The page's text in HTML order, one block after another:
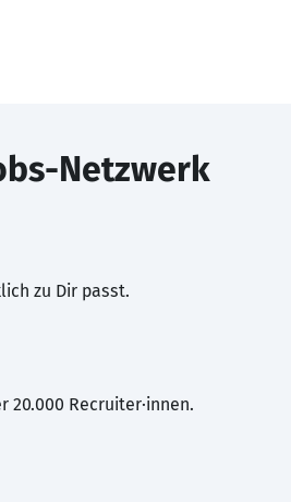
Netzwerk
zu Dir passt.
20.000 Recruiter·innen.